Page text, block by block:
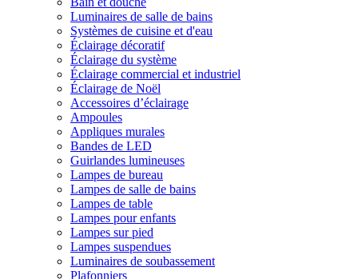
Luminaires de salle de bains
Systèmes de cuisine et d'eau
Éclairage décoratif
Éclairage du système
Éclairage commercial et industriel
Éclairage de Noël
Accessoires d’éclairage
Ampoules
Appliques murales
Bandes de LED
Guirlandes lumineuses
Lampes de bureau
Lampes de salle de bains
Lampes de table
Lampes pour enfants
Lampes sur pied
Lampes suspendues
Luminaires de soubassement
Plafonniers